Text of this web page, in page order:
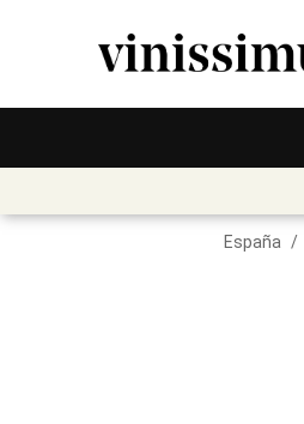
España /